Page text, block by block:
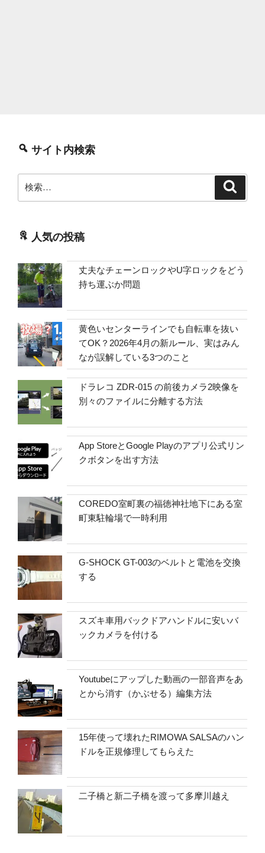
サイト内検索
索:
人気の投稿
丈夫なチェーンロックやU字ロックをどう
持ち運ぶか問題
黄色いセンターラインでも自転車を抜い
てOK？2026年4月の新ルール、実はみん
なが誤解している3つのこと
ドラレコ ZDR-015 の前後カメラ2映像を
別々のファイルに分離する方法
App StoreとGoogle Playのアプリ公式リン
クボタンを出す方法
COREDO室町裏の福徳神社地下にある室
町東駐輪場で一時利用
G-SHOCK GT-003のベルトと電池を交換
する
スズキ車用バックドアハンドルに安いバ
ックカメラを付ける
Youtubeにアップした動画の一部音声をあ
とから消す（かぶせる）編集方法
15年使って壊れたRIMOWA SALSAのハン
ドルを正規修理してもらえた
二子橋と新二子橋を渡って多摩川越え